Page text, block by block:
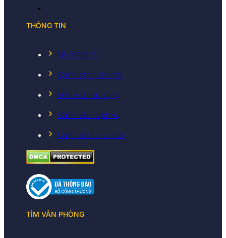
THÔNG TIN
Về chúng tôi
Chính sách bảo mật
Điều koản sử dụng
Chính sách dịch vụ
Chính sách cho thuê
TÌM VĂN PHÒNG